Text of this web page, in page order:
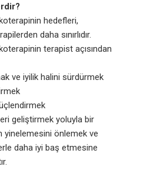
hedefleri,
daha sınırlıdır.
terapist açısından
ve iyilik halini sürdürmek
geliştirmek yoluyla bir
yinelemesini önlemek ve
daha iyi baş etmesine